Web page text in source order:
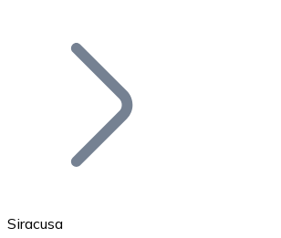
Bitcoin
Siracusa